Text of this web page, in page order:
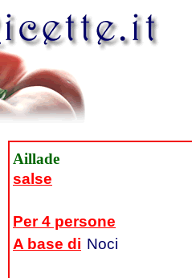
Aillade
salse
Per 4 persone
A base di Noci